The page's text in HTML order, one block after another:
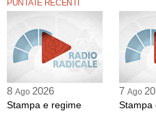
PUNTATE RECENTI
8 Ago 2026
Stampa e regime
7 Ago
Stampa